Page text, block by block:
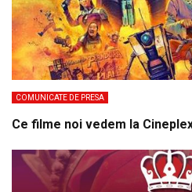
COMUNICATE DE PRESA
Ce filme noi vedem la